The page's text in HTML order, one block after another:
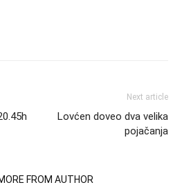
Next article
Lovćen doveo dva velika
pojačanja
FROM AUTHOR